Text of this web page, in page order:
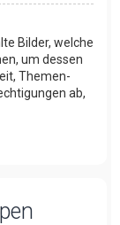
Bilder, welche
um dessen
Themen-
ab,